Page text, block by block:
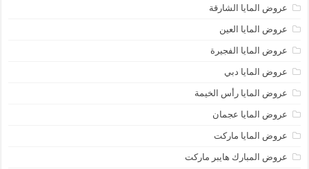
عروض المايا الشارقة
عروض المايا العين
عروض المايا الفجيرة
عروض المايا دبي
عروض المايا رأس الخيمة
عروض المايا عجمان
عروض المايا ماركت
عروض المبارك هايبر ماركت